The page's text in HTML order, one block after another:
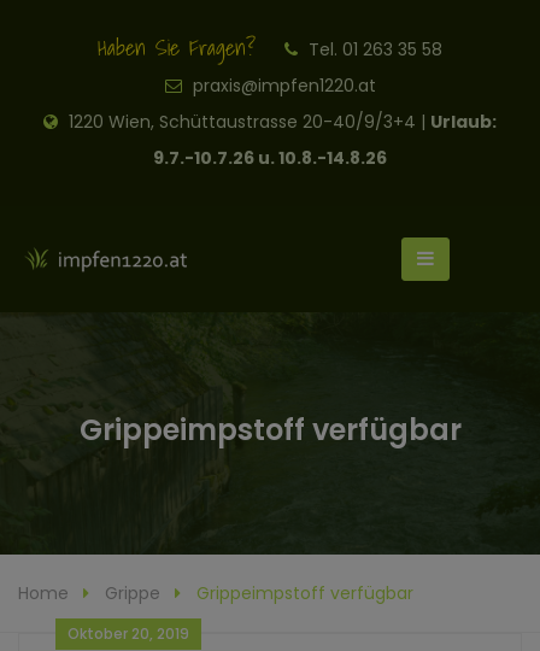
Haben Sie Fragen?
Tel. 01 263 35 58
praxis@impfen1220.at
1220 Wien, Schüttaustrasse 20-40/9/3+4 | Urlaub:
9.7.-10.7.26 u. 10.8.-14.8.26
Grippeimpstoff verfügbar
Home Grippe Grippeimpstoff verfügbar
Oktober 20, 2019